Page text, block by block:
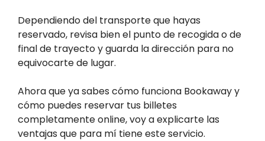
Dependiendo del transporte que hayas
reservado, revisa bien el punto de recogida o de
final de trayecto y guarda la dirección para no
equivocarte de lugar.
Ahora que ya sabes cómo funciona Bookaway y
cómo puedes reservar tus billetes
completamente online, voy a explicarte las
ventajas que para mí tiene este servicio.